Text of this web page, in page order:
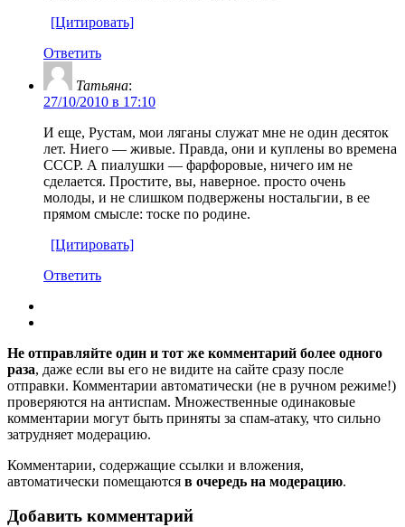
[Цитировать]
Ответить
Татьяна:
27/10/2010 в 17:10
И еще, Рустам, мои ляганы служат мне не один десяток
лет. Ниего — живые. Правда, они и куплены во времена
СССР. А пиалушки — фарфоровые, ничего им не
сделается. Простите, вы, наверное. просто очень
молоды, и не слишком подвержены ностальгии, в ее
прямом смысле: тоске по родине.
[Цитировать]
Ответить
Не отправляйте один и тот же комментарий более одного
раза, даже если вы его не видите на сайте сразу после
отправки. Комментарии автоматически (не в ручном режиме!)
проверяются на антиспам. Множественные одинаковые
комментарии могут быть приняты за спам-атаку, что сильно
затрудняет модерацию.
Комментарии, содержащие ссылки и вложения,
автоматически помещаются в очередь на модерацию.
Добавить комментарий